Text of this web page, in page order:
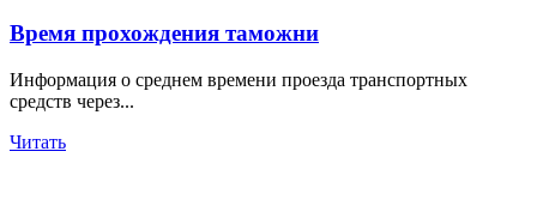
Время прохождения таможни
Информация о среднем времени проезда транспортных
средств через...
Читать